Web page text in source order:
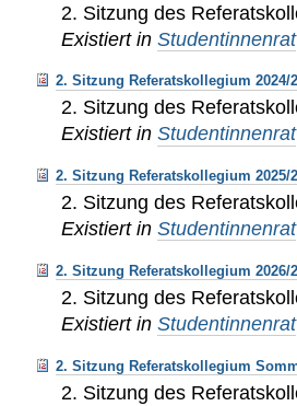
2. Sitzung des
Existiert in Studentinnenrat
2. Sitzung Referatskollegium 2024/
2. Sitzung des
Existiert in Studentinnenrat
2. Sitzung Referatskollegium 2025/
2. Sitzung des
Existiert in Studentinnenrat
2. Sitzung Referatskollegium 2026/
2. Sitzung des
Existiert in Studentinnenrat
2. Sitzung Referatskollegium
2. Sitzung des